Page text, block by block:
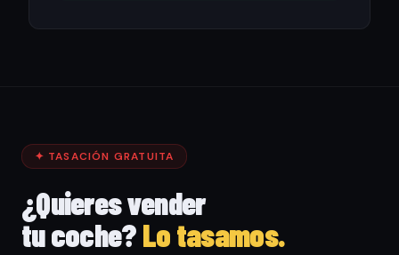
✦ TASACIÓN GRATUITA
¿Quieres vender
tu coche?Lo tasamos.